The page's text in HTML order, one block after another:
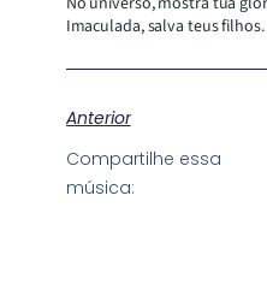
Imaculada, salva teus filhos.
Anterior
Compartilhe essa
música: